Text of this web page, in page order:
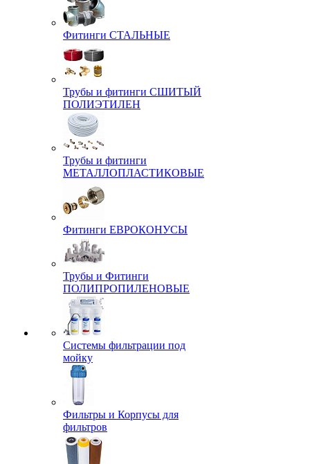
Фитинги СТАЛЬНЫЕ
Трубы и фитинги СШИТЫЙ
ПОЛИЭТИЛЕН
Трубы и фитинги
МЕТАЛЛОПЛАСТИКОВЫЕ
Фитинги ЕВРОКОНУСЫ
Трубы и Фитинги
ПОЛИПРОПИЛЕНОВЫЕ
Системы фильтрации под
мойку
Фильтры и Корпусы для
фильтров